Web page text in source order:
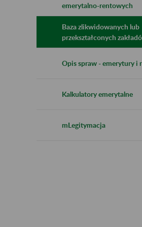
emerytalno-rentowych
Baza zlikwidowanych lub
przekształconych
Opis spraw - emerytury i
Kalkulatory emerytalne
mLegitymacja